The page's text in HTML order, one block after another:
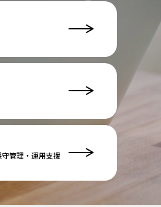
守管理 ・運用支援